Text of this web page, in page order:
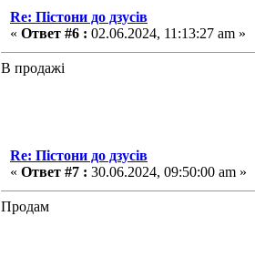
Re: Пістони до дзусів
« Ответ #6 : 02.06.2024, 11:13:27 am »
В продажі
Re: Пістони до дзусів
« Ответ #7 : 30.06.2024, 09:50:00 am »
Продам